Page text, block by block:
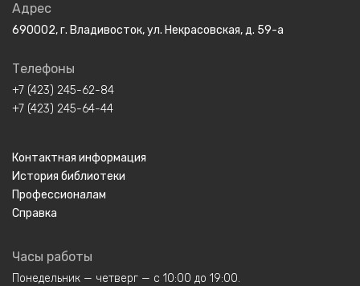
Адрес
690002, г. Владивосток, ул. Некрасовская, д. 59-а
Телефоны
+7 (423) 245-62-84
+7 (423) 245-64-44
Контактная информация
История библиотеки
Профессионалам
Справка
Часы работы
Понедельник — четверг — с 10:00 до 19:00.